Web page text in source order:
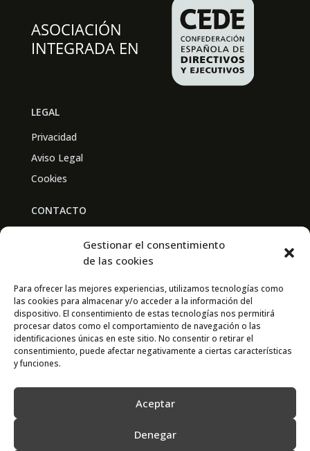
Gestionar el consentimiento
de las cookies
Para ofrecer las mejores experiencias, utilizamos tecnologías como
las cookies para almacenar y/o acceder a la información del
dispositivo. El consentimiento de estas tecnologías nos permitirá
procesar datos como el comportamiento de navegación o las
identificaciones únicas en este sitio. No consentir o retirar el
consentimiento, puede afectar negativamente a ciertas características
y funciones.
Aceptar
Denegar
LEGAL
Privacidad
Aviso Legal
Cookies
CONTACTO
Av. Real Academia de Medicina
CONTACTO
667 841 238
info@adimur.es